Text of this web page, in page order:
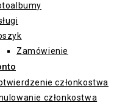
Zamówienie
członkostwa
członkostwa